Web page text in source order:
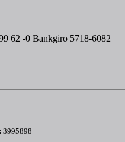
62 -0 Bankgiro 5718-6082
3995898